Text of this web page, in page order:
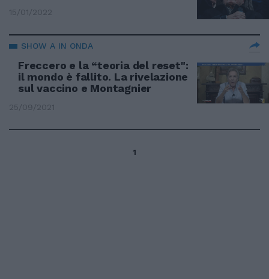
15/01/2022
SHOW A IN ONDA
Freccero e la “teoria del reset":
il mondo è fallito. La rivelazione
sul vaccino e Montagnier
25/09/2021
1